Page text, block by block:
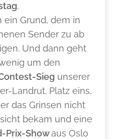
.
ein Grund, dem in
Sender zu ab
Und dann geht
um den
Sieg unserer
Landrut. Platz eins,
das Grinsen nicht
bekam und eine
Prix-Showaus Oslo